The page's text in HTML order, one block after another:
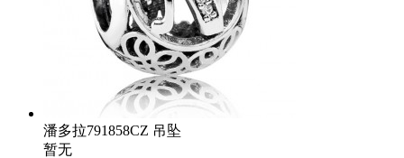
潘多拉791858CZ 吊坠
暂无